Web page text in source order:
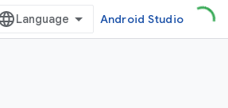
Android Studio